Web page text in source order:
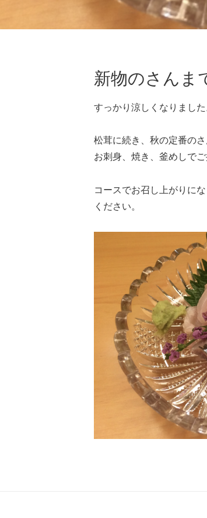
新物のさんま
すっかり涼しくなりました
松茸に続き、秋の定番のさ
お刺身、焼き、釜めしでご
コースでお召し上がりに
ください。